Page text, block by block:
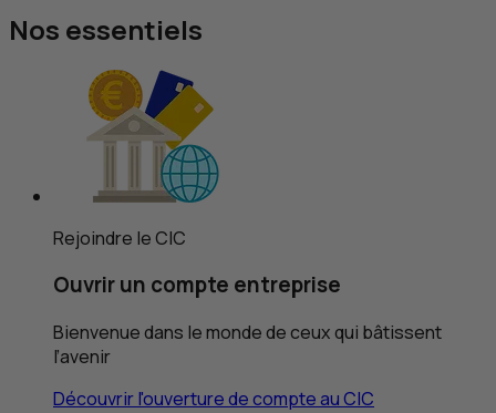
Nos essentiels
Rejoindre leCIC
Ouvrir un compte entreprise
Bienvenue dans le monde de ceux qui bâtissent
l’avenir
Découvrir l'ouverture de compte auCIC